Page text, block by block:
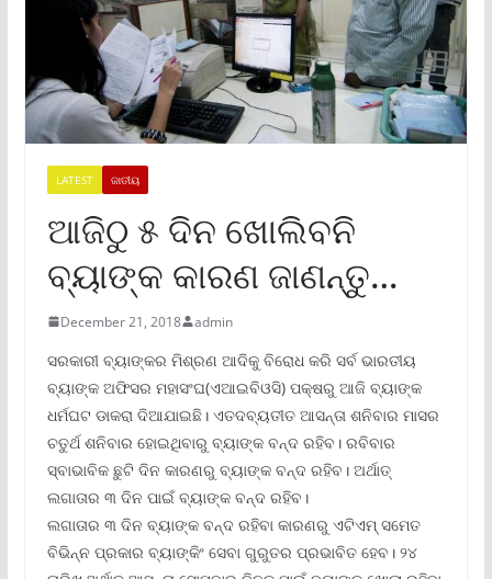
LATEST ଜାତୀୟ
ଆଜିଠୁ ୫ ଦିନ ଖୋଲିବନି
ବ୍ୟାଙ୍କ କାରଣ ଜାଣନ୍ତୁ…
December 21, 2018 admin
ସରକାରୀ ବ୍ୟାଙ୍କର ମିଶ୍ରଣ ଆଦିକୁ ବିରୋଧ କରି ସର୍ବ ଭାରତୀୟ
ବ୍ୟାଙ୍କ ଅଫିସର ମହାସଂଘ(ଏଆଇବିଓସି) ପକ୍ଷରୁ ଆଜି ବ୍ୟାଙ୍କ
ଧର୍ମଘଟ ଡାକରା ଦିଆଯାଇଛି। ଏତଦବ୍ୟତୀତ ଆସନ୍ତା ଶନିବାର ମାସର
ଚତୁର୍ଥ ଶନିବାର ହୋଇଥିବାରୁ ବ୍ୟାଙ୍କ ବନ୍ଦ ରହିବ। ରବିବାର
ସ୍ବାଭାବିକ ଛୁଟି ଦିନ କାରଣରୁ ବ୍ୟାଙ୍କ ବନ୍ଦ ରହିବ। ଅର୍ଥାତ୍
ଲଗାତାର ୩ ଦିନ ପାଇଁ ବ୍ୟାଙ୍କ ବନ୍ଦ ରହିବ।
ଲଗାତାର ୩ ଦିନ ବ୍ୟାଙ୍କ ବନ୍ଦ ରହିବା କାରଣରୁ ଏଟିଏମ୍ ସମେତ
ବିଭିନ୍ନ ପ୍ରକାର ବ୍ୟାଙ୍କିଂ ସେବା ଗୁରୁତର ପ୍ରଭାବିତ ହେବ। ୨୪